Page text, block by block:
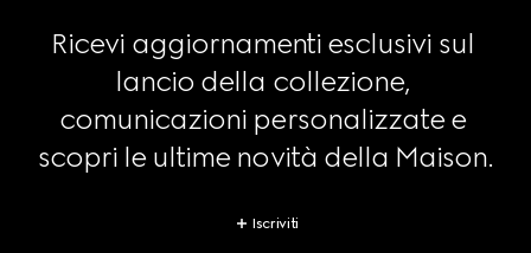
Ricevi aggiornamenti esclusivi sul
lancio della collezione,
comunicazioni personalizzate e
scopri le ultime novità della Maison.
Iscriviti